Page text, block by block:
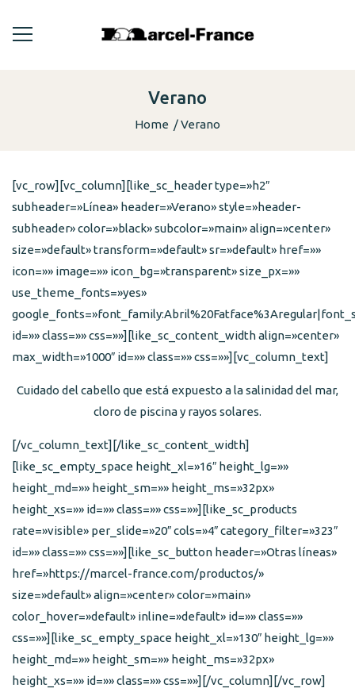
Verano
Home Verano
[vc_row][vc_column][like_sc_header type=»h2″
subheader=»Línea» header=»Verano» style=»header-
subheader» color=»black» subcolor=»main» align=»center»
size=»default» transform=»default» sr=»default» href=»»
icon=»» image=»» icon_bg=»transparent» size_px=»»
use_theme_fonts=»yes»
id=»» class=»» css=»»][like_sc_content_width align=»center»
max_width=»1000″ id=»» class=»» css=»»][vc_column_text]
Cuidado del cabello que está expuesto a la salinidad del mar,
cloro de piscina y rayos solares.
[/vc_column_text][/like_sc_content_width]
[like_sc_empty_space height_xl=»16″ height_lg=»»
height_md=»» height_sm=»» height_ms=»32px»
height_xs=»» id=»» class=»» css=»»][like_sc_products
rate=»visible» per_slide=»20″ cols=»4″ category_filter=»323″
id=»» class=»» css=»»][like_sc_button header=»Otras líneas»
href=»https://marcel-france.com/productos/»
size=»default» align=»center» color=»main»
color_hover=»default» inline=»default» id=»» class=»»
css=»»][like_sc_empty_space height_xl=»130″ height_lg=»»
height_md=»» height_sm=»» height_ms=»32px»
height_xs=»» id=»» class=»» css=»»][/vc_column][/vc_row]